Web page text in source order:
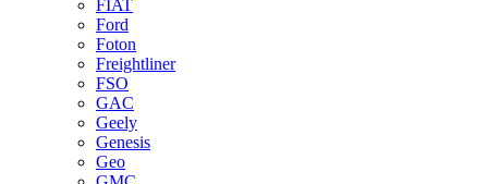
FIAT
Ford
Foton
Freightliner
FSO
GAC
Geely
Genesis
Geo